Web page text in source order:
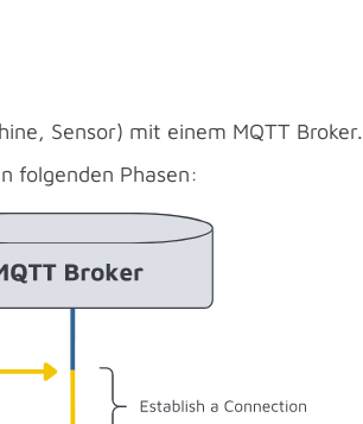
Sensor) mit einem MQTT Broker.
folgenden Phasen: